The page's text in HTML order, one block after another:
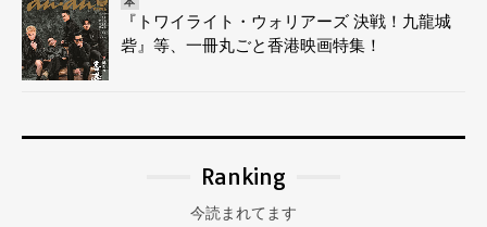
『トワイライト・ウォリアーズ 決戦！九龍城
砦』等、一冊丸ごと香港映画特集！
Ranking
今読まれてます